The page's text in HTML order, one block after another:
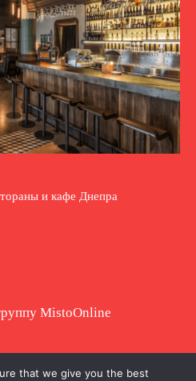
и кафе Днепра
MistoOnline
материала
that we give you the best